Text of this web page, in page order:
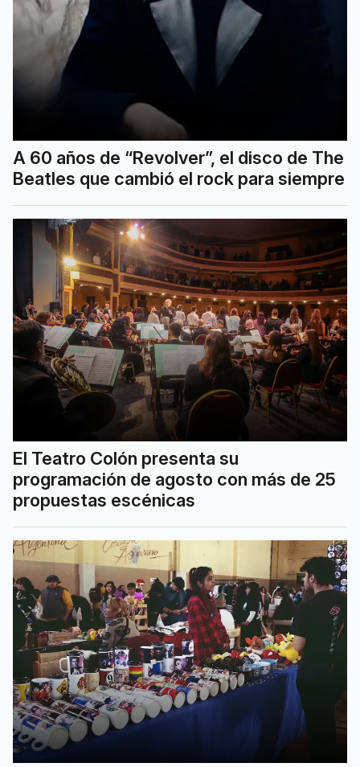
A 60 años de “Revolver”, el disco de The
Beatles que cambió el rock para siempre
El Teatro Colón presenta su
programación de agosto con más de 25
propuestas escénicas